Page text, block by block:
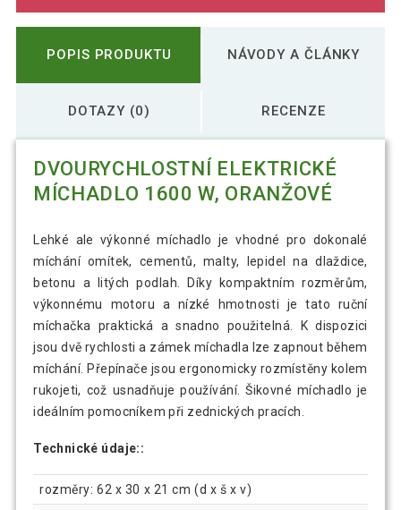
POPIS PRODUKTU NÁVODY A ČLÁNKY
DOTAZY (0) RECENZE
DVOURYCHLOSTNÍ ELEKTRICKÉ
MÍCHADLO 1600 W, ORANŽOVÉ
Lehké ale výkonné míchadlo je vhodné pro dokonalé
míchání omítek, cementů, malty, lepidel na dlaždice,
betonu a litých podlah. Díky kompaktním rozměrům,
výkonnému motoru a nízké hmotnosti je tato ruční
míchačka praktická a snadno použitelná. K dispozici
jsou dvě rychlosti a zámek míchadla lze zapnout během
míchání. Přepínače jsou ergonomicky rozmístěny kolem
rukojeti, což usnadňuje používání. Šikovné míchadlo je
ideálním pomocníkem při zednických pracích.
Technické údaje::
rozměry: 62 x 30 x 21 cm (d x š x v)